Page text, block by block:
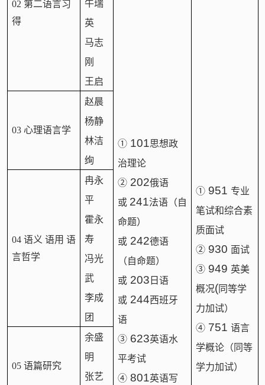
①101思想政
治理论
②202俄语
或 241法语（自
命题）
或 242德语
（自命题）
或 203 日语
或 244西班牙
语
③ 623英语水
平考试
④ 801英语写
①951 专业
笔试和综合素
质面试
②930 面试
③949 英美
概况( 同等学
力加试）
④751 语言
学概论（同等
学力加试）
02 第二语言习
得
牛瑞
英
马志
刚
王启
03 心理语言学
赵晨
杨静
林洁
绚
04 语义 语用 语
言哲学
冉永
平
霍永
寿
冯光
武
李成
团
05 语篇研究
余盛
明
张艺